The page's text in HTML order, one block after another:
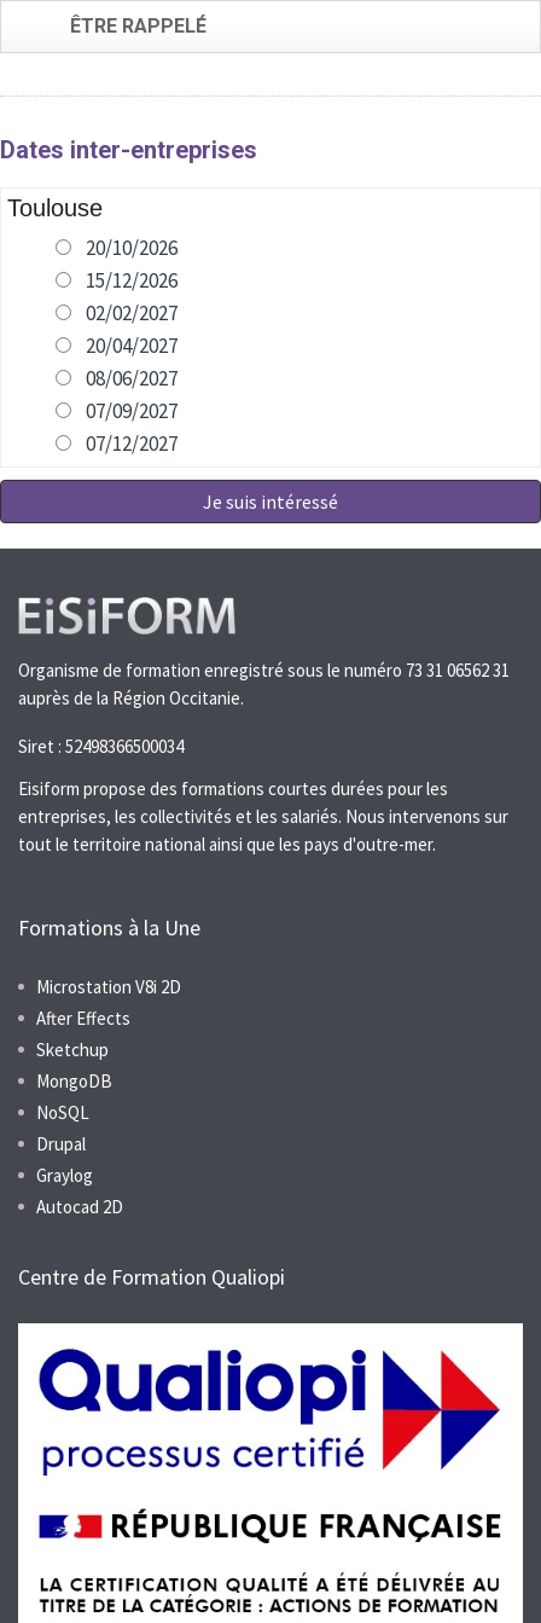
ÊTRE RAPPELÉ
Dates inter-entreprises
Toulouse
20/10/2026
15/12/2026
02/02/2027
20/04/2027
08/06/2027
07/09/2027
07/12/2027
Je suis intéressé
Organisme de formation enregistré sous le numéro 73 31 06562 31
auprès de la Région Occitanie.
Siret : 52498366500034
Eisiform propose des formations courtes durées pour les
entreprises, les collectivités et les salariés. Nous intervenons sur
tout le territoire national ainsi que les pays d'outre-mer.
Formations à la Une
Microstation V8i 2D
After Effects
Sketchup
MongoDB
NoSQL
Drupal
Graylog
Autocad 2D
Centre de Formation Qualiopi